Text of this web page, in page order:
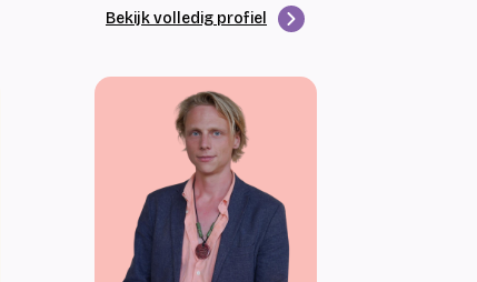
Bekijk volledig profiel